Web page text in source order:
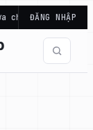
Laptop
ĐĂNG NHẬP